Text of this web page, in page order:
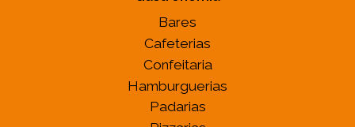
Bares
Cafeterias
Confeitaria
Hamburguerias
Padarias